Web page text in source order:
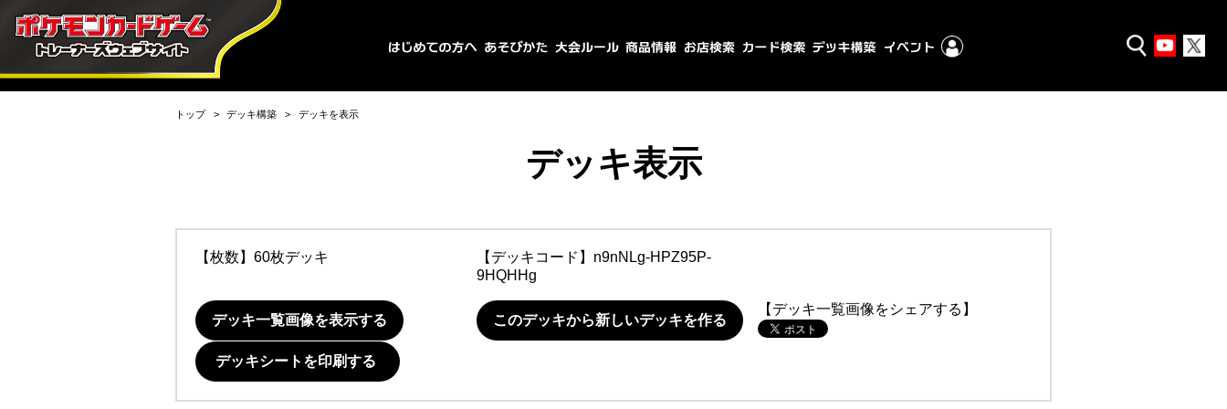
トップ デッキ構築 デッキを表示
デッキ表示
【枚数】60枚デッキ 【デッキコード】 n9nNLg-HPZ95P-
9HQHHg
デッキ一覧画像を表示する このデッキから新しいデッキを作る
【デッキ一覧画像をシェアする】
デッキシートを印刷する